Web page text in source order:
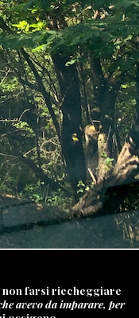
non farsi riecheggiare
avevo da imparare, per